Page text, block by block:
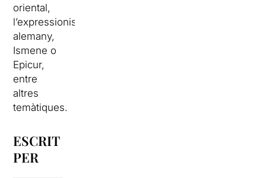
oriental,
l’expressionisme
alemany,
Ismene o
Epicur,
entre
altres
temàtiques.
ESCRIT
PER